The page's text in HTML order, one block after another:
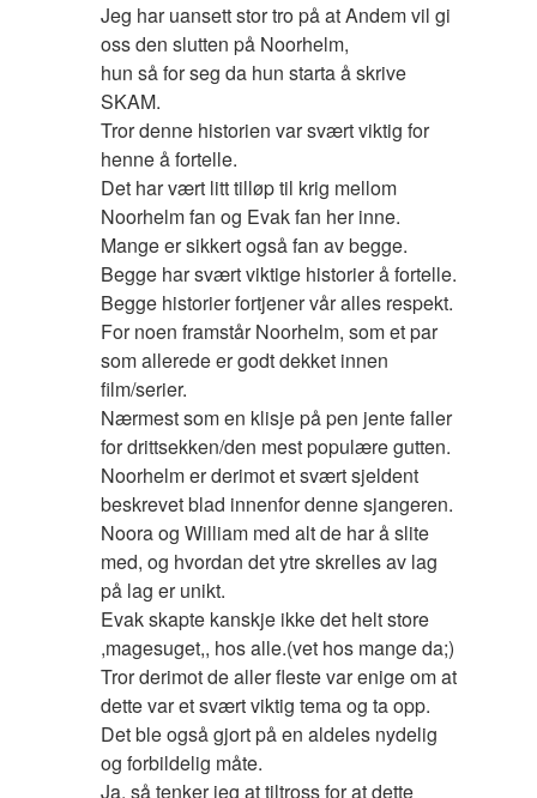
Jeg har uansett stor tro på at Andem vil gi
oss den slutten på Noorhelm,
hun så for seg da hun starta å skrive
SKAM.
Tror denne historien var svært viktig for
henne å fortelle.
Det har vært litt tilløp til krig mellom
Noorhelm fan og Evak fan her inne.
Mange er sikkert også fan av begge.
Begge har svært viktige historier å fortelle.
Begge historier fortjener vår alles respekt.
For noen framstår Noorhelm, som et par
som allerede er godt dekket innen
film/serier.
Nærmest som en klisje på pen jente faller
for drittsekken/den mest populære gutten.
Noorhelm er derimot et svært sjeldent
beskrevet blad innenfor denne sjangeren.
Noora og William med alt de har å slite
med, og hvordan det ytre skrelles av lag
på lag er unikt.
Evak skapte kanskje ikke det helt store
,magesuget,, hos alle.(vet hos mange da;)
Tror derimot de aller fleste var enige om at
dette var et svært viktig tema og ta opp.
Det ble også gjort på en aldeles nydelig
og forbildelig måte.
Ja, så tenker jeg at tiltross for at dette